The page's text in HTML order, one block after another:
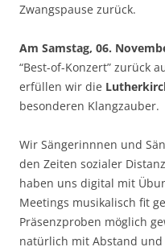
Zwangspause zurück.
Am Samstag, 06.
“Best-of-Konzert” zurück
erfüllen wir die
besonderen Klangzauber.
Wir Sängerinnnen und
den Zeiten sozialer
haben uns digital mit
Meetings musikalisch fit
Präsenzproben möglich
natürlich mit Abstand